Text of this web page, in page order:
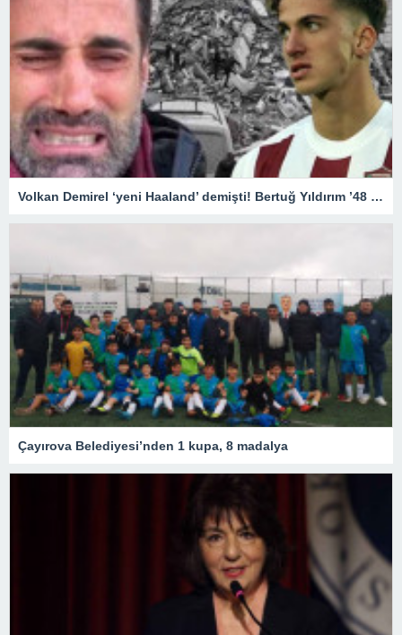
Volkan Demirel ‘yeni Haaland’ demişti! Bertuğ Yıldırım ’48 saat’ ile hayatta kaldı! “Rönesans Rezidans’ta kalıyordum…”Antalyaspor
Çayırova Belediyesi’nden 1 kupa, 8 madalya